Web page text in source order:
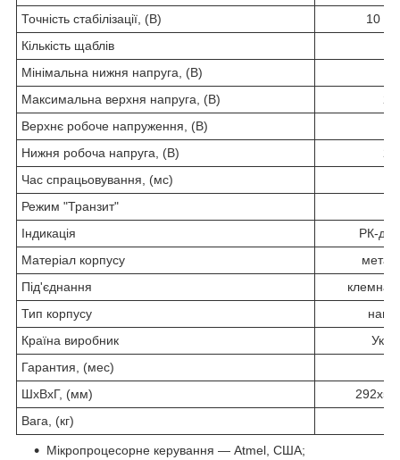
Точність стабілізації, (В)
10
Кількість щаблів
Мінімальна нижня напруга, (В)
Максимальна верхня напруга, (В)
Верхнє робоче напруження, (В)
Нижня робоча напруга, (В)
Час спрацьовування, (мс)
Режим "Транзит"
Індикація
РК-
Матеріал корпусу
Під'єднання
клемна
Тип корпусу
Країна виробник
Гарантия, (мес)
ШхВхГ, (мм)
Вага, (кг)
Мікропроцесорне керування — Atmel, США;